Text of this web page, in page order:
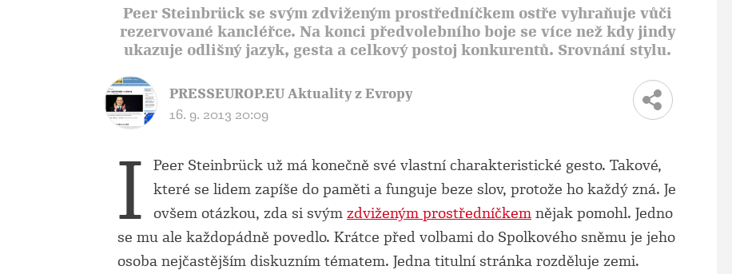
Peer Steinbrück se svým zdviženým prostředníčkem ostře vyhraňuje vůči
rezervované kancléřce. Na konci předvolebního boje se více než kdy jindy
ukazuje odlišný jazyk, gesta a celkový postoj konkurentů. Srovnání stylu.
PRESSEUROP.EU Aktuality z Evropy
16. 9. 2013 20:09
I
Peer Steinbrück už má konečně své vlastní charakteristické gesto. Takové,
které se lidem zapíše do paměti a funguje beze slov, protože ho každý zná. Je
ovšem otázkou, zda si svým zdviženým prostředníčkem nějak pomohl. Jedno
se mu ale každopádně povedlo. Krátce před volbami do Spolkového sněmu je jeho
osoba nejčastějším diskuzním tématem. Jedna titulní stránka rozděluje zemi.